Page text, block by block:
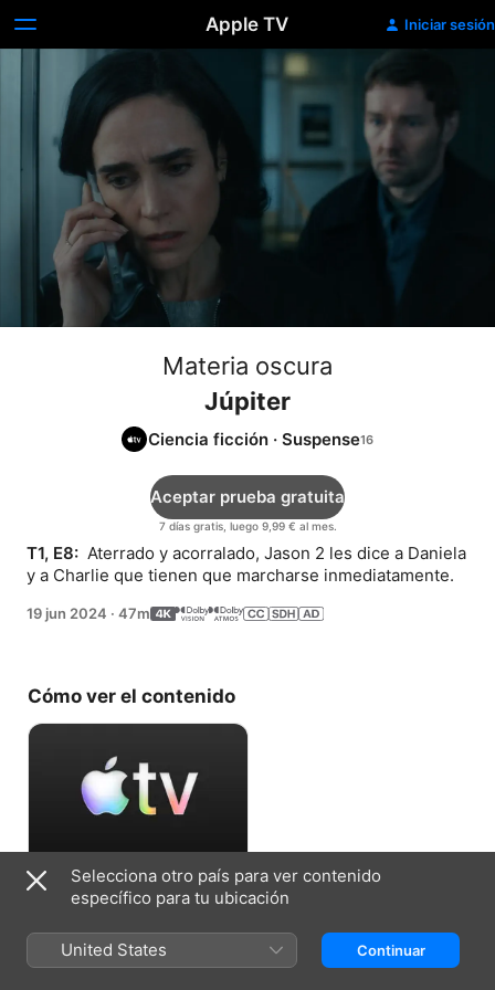
Apple TV Iniciar sesión
Materia oscura
Júpiter
Ciencia ficción ·Suspense
7 días gratis, luego 9,99 € al mes.
Aceptar prueba gratuita
T1, E8: Aterrado y acorralado, Jason 2 les dice a Daniela
y a Charlie que tienen que marcharse inmediatamente.
19 jun 2024 · 47m
Cómo ver el contenido
Aceptar prueba gratuita
7 días gratis, luego 9,99 € al mes.
Selecciona otro país para ver contenido
específico para tu ubicación
United States Continuar